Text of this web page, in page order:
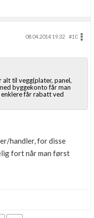
08.04.2014 19.32
#10
alt til vegg(plater, panel,
byggekonto får man
får rabatt ved
handler, for disse
fort når man først